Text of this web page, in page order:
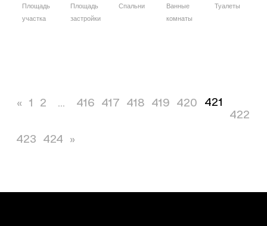
Площадь
участка
Площадь
застройки
Спальни
Ванные
комнаты
Туалеты
« 1 2 ... 416 417 418 419 420 421
422
423 424 »